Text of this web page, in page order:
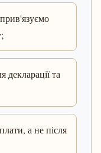
декларації та
а не після